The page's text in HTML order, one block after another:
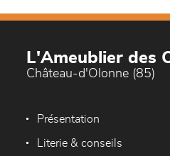
L'Ameublier des
Château-d'Olonne (85)
Présentation
Literie & conseils